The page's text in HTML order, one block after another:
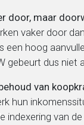
door, maar
vaker door
een hoog
gebeurt dus niet
van
hun
van